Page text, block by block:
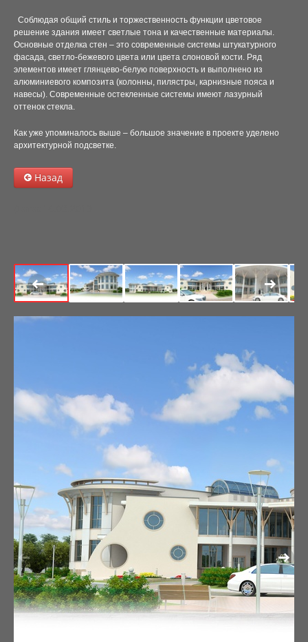
БЛАГОУСТРОЙСТВО НАБЕРЕЖНОЙ Р.ОКУНЕВКА В
ВХОДЫ, ВХОДНЫЕ ГРУППЫ
ВХОД ПОМЕЩЕНИЯ №1004 (БАССЕЙНА)
ПРОЕКТНОЕ ВХОДНОЙ ГРУППЫ МАГАЗИНА ОБУВИ
НАВЕС ВХОДА ПНД
РЕКОНСТРУКЦИЯ ГЛАВНОГО ВХОДА ПНД
МАГАЗИН И ОФИС НА НЕФТЯНИКОВ 66
ВХОД В СТОМАТОЛОГИЮ (ПР. КУРОПАТКИНА)
НАРУЖНАЯ ОТДЕЛКА ЗДАНИЙ
ВАРИАНТЫ ОТДЕЛКИ СУЩ. ЧАСТНОГО ЖИЛОГО
ЗДАНИЕ АСУ-НЕФТЬ
КАПИТАЛЬНЫЙ РЕМОНТ ОФИСА (ЛИТ.А)
ОФИСНЫЙ ЦЕНТ НА ПРИБРЕЖКЕ
СТРОИТЕЛЬСТВО ПС-3510КВ ЮБИЛЕЙНАЯ
ОТДЕЛКА ФАСАДОВ (АЭРОПОРТ)
ОТДЕЛКА ЧАСТНОГО ЖИЛОГО ДОМА В МЕГИОНЕ
НАРУЖНАЯ ОТДЕЛКА ШКОЛЫ НА 300 УЧАЩИХСЯ В
КОРРЕКТИРОВКА ВНЕШНЕГО ОБЛИКА ЗДАНИЯ
Соблюдая общий стиль и торжественность функции цветовое
решение здания имеет светлые тона и качественные материалы.
Основные отделка стен – это современные системы штукатурного
фасада, светло-бежевого цвета или цвета слоновой кости. Ряд
элементов имеет глянцево-белую поверхность и выполнено из
алюминиевого композита (колонны, пилястры, карнизные пояса и
навесы). Современные остекленные системы имеют лазурный
оттенок стекла.
Как уже упоминалось выше – большое значение в проекте уделено
архитектурной подсветке.
Назад